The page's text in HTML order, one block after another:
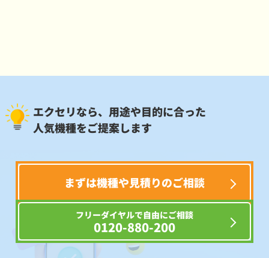
エクセリなら、用途や目的に合った
人気機種をご提案します
まずは機種や見積りのご相談
フリーダイヤルで自由にご相談
0120-880-200